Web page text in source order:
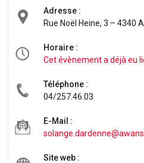
Adresse :
Rue Noël Heine, 3 – 4340
Horaire :
Cet évènement a déjà eu
Téléphone :
04/257.46.03
E-Mail :
Site web :